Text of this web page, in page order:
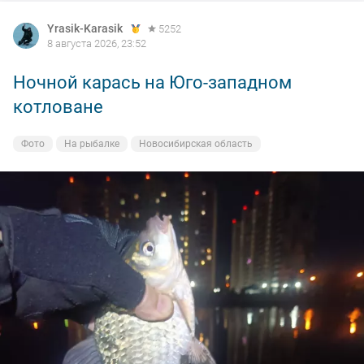
Yrasik-Karasik
5252
8 августа 2026, 23:52
Ночной карась на Юго-западном
котловане
Фото На рыбалке Новосибирская область